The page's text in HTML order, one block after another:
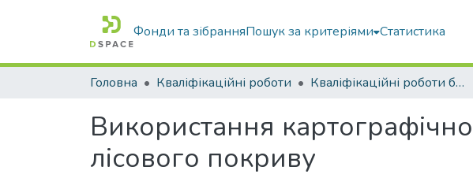
Фонди та зібранняПошук за критеріями Статистика
Головна Кваліфікаційні роботи Кваліфікаційні роботи бакалаврів
Використання
лісового покриву